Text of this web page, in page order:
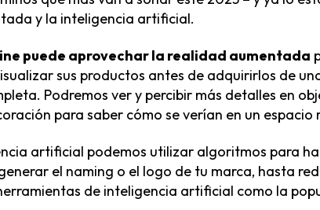
y la inteligencia artificial.
puede aprovechar la realidad aumentada
sus productos antes de adquirirlos de
Podremos ver y percibir más detalles en
para saber cómo se verían en un espacio
artificial podemos utilizar algoritmos para
el naming o el logo de tu marca, hasta
de inteligencia artificial como la